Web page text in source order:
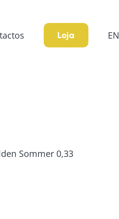
Loja EN
Sommer 0,33